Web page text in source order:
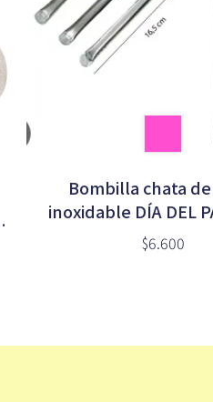
Bombilla chata
inoxidable DÍA DEL
caja
$6.600